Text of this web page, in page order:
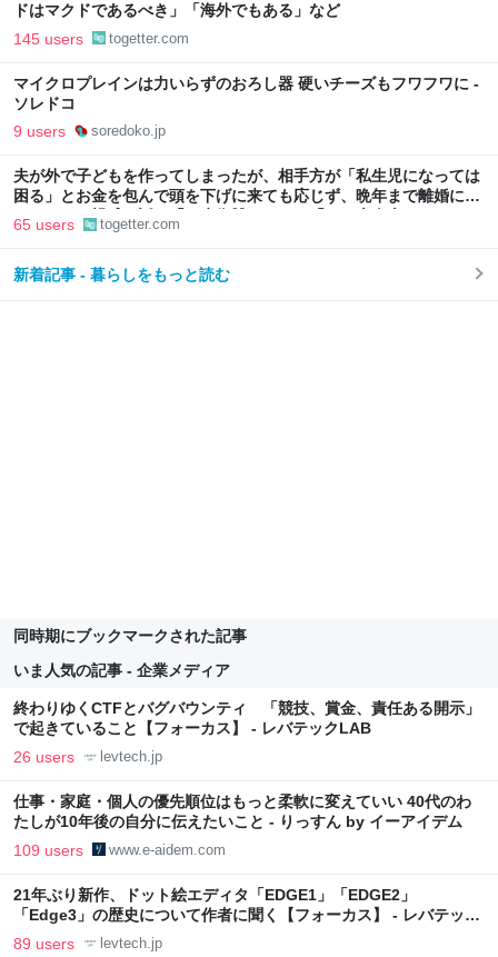
ドはマクドであるべき」「海外でもある」など
145 users togetter.com
マイクロプレインは力いらずのおろし器 硬いチーズもフワフワに -
ソレドコ
9 users soredoko.jp
夫が外で子どもを作ってしまったが、相手方が「私生児になっては
困る」とお金を包んで頭を下げに来ても応じず、晩年まで離婚に応
じなかった親戚の話→「一生復讐になる」「これ本人幸せなの？」
65 users togetter.com
新着記事 - 暮らしをもっと読む
同時期にブックマークされた記事
いま人気の記事 - 企業メディア
終わりゆくCTFとバグバウンティ 「競技、賞金、責任ある開示」
で起きていること【フォーカス】 - レバテックLAB
26 users levtech.jp
仕事・家庭・個人の優先順位はもっと柔軟に変えていい 40代のわ
たしが10年後の自分に伝えたいこと - りっすん by イーアイデム
109 users www.e-aidem.com
21年ぶり新作、ドット絵エディタ「EDGE1」「EDGE2」
「Edge3」の歴史について作者に聞く【フォーカス】 - レバテック
LAB
89 users levtech.jp